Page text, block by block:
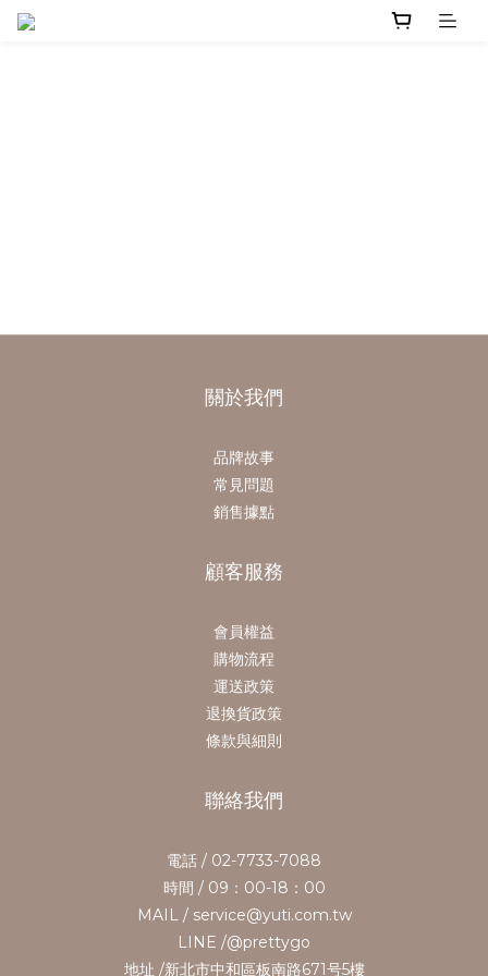
關於我們
品牌故事
常見問題
銷售據點
顧客服務
會員權益
購物流程
運送政策
退換貨政策
條款與細則
聯絡我們
電話 / 02-7733-7088
時間 / 09：00-18：00
MAIL / service@yuti.com.tw
LINE /@prettygo
地址 /新北市中和區板南路671号5樓